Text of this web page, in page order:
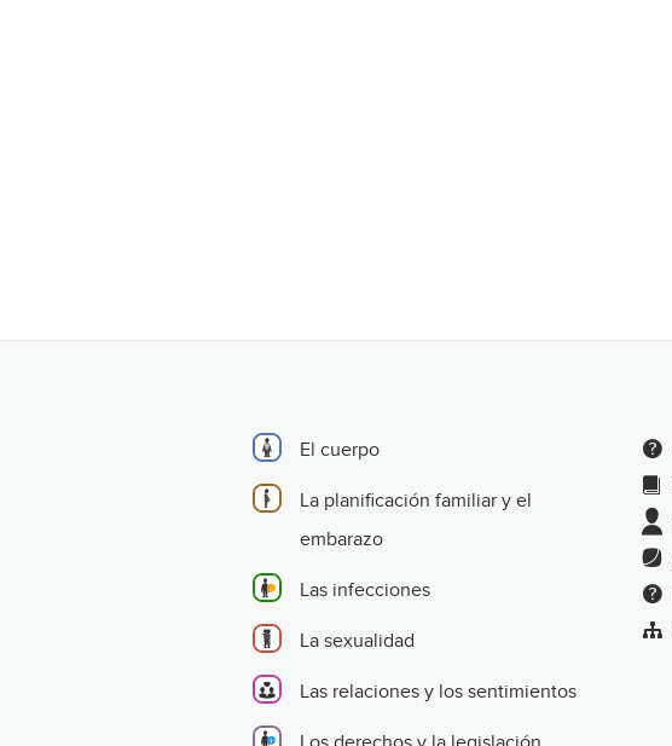
El cuerpo
La planificación familiar y el
embarazo
Las infecciones
La sexualidad
Las relaciones y los sentimientos